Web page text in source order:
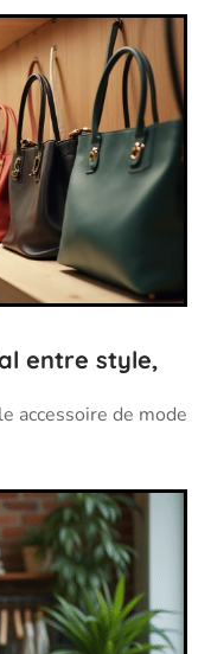
entre style,
accessoire de mode